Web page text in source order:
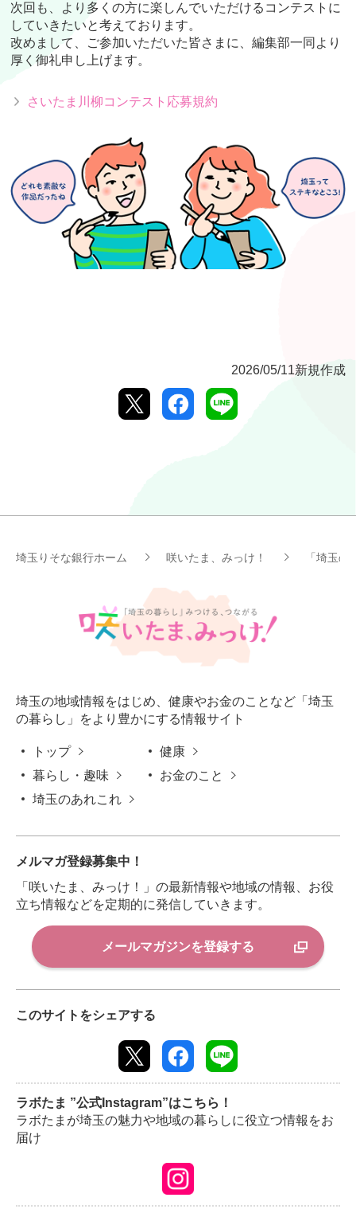
次回も、より多くの方に楽しんでいただけるコンテストに
していきたいと考えております。
改めまして、ご参加いただいた皆さまに、編集部一同より
厚く御礼申し上げます。
さいたま川柳コンテスト応募規約
2026/05/11新規作成
埼玉りそな銀行ホーム 咲いたま、みっけ！ 「埼玉
埼玉の地域情報をはじめ、健康やお金のことなど「埼玉
の暮らし」をより豊かにする情報サイト
トップ
健康
暮らし・趣味
お金のこと
埼玉のあれこれ
メルマガ登録募集中！
「咲いたま、みっけ！」の最新情報や地域の情報、お役
立ち情報などを定期的に発信していきます。
メールマガジンを登録する
このサイトをシェアする
ラボたま ”公式Instagram”はこちら！
ラボたまが埼玉の魅力や地域の暮らしに役立つ情報をお
届け